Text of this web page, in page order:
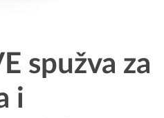
spužva za
i